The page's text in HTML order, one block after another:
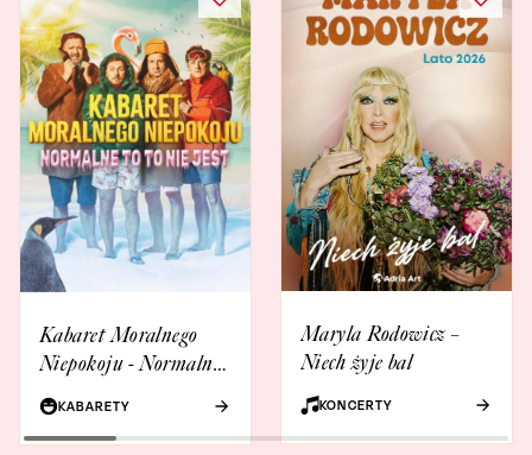
Kabaret Moralnego
Niepokoju - Normalne
to to nie jest
KABARETY
Maryla Rodowicz –
Niech żyje bal
KONCERTY